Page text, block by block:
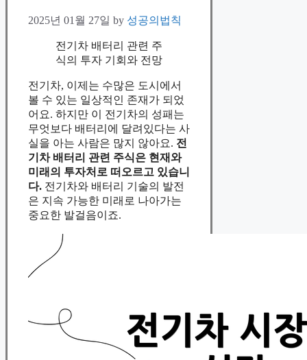
2025년 01월 27일 by 성공의법칙
전기차 배터리 관련 주
식의 투자 기회와 전망
전기차, 이제는 수많은 도시에서
볼 수 있는 일상적인 존재가 되었
어요. 하지만 이 전기차의 성패는
무엇보다 배터리에 달려있다는 사
실을 아는 사람은 많지 않아요. 전
기차 배터리 관련 주식은 현재와
미래의 투자처로 떠오르고 있습니
다. 전기차와 배터리 기술의 발전
은 지속 가능한 미래로 나아가는
중요한 발걸음이죠.